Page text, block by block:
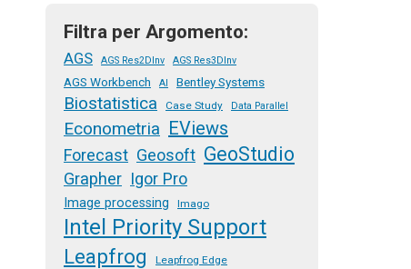
Filtra per Argomento:
AGS AGS Res2DInv AGS Res3DInv
AGS Workbench AI Bentley Systems
Biostatistica Case Study Data Parallel
Econometria EViews
Forecast Geosoft GeoStudio
Grapher Igor Pro
Image processing Imago
Intel Priority Support
Leapfrog Leapfrog Edge